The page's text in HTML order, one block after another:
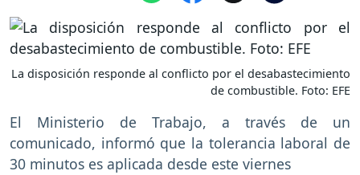
La disposición responde al conflicto por el desabastecimiento
de combustible. Foto: EFE
El Ministerio de Trabajo, a través de un
comunicado, informó que la tolerancia laboral de
30 minutos es aplicada desde este viernes